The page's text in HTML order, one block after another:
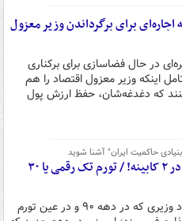
اجاره‌ای برای برگرداندن وزیر معزول
در حال فضاسازی برای برکناری
اینکه وزیر معزول اقتصاد را هم
کنند که دغدغه‌شان، حفظ ارزش پول
حاکمیت ایران" آشنا شوید
۱ وزیر ناامن در ۲ کابینه! / تورم تک رقمی یا ۳۰
این بدیهی بود وزیری که در دهه ۹۰ و در عین تورم